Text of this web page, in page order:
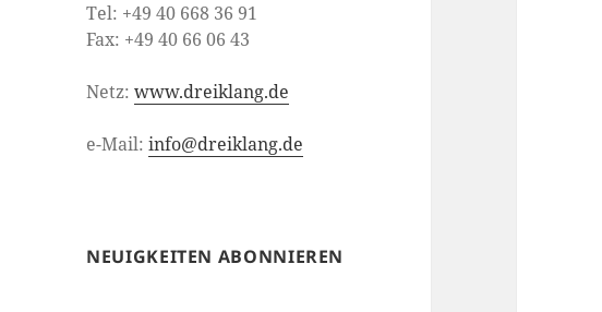
Tel: +49 40 668 36 91
Fax: +49 40 66 06 43
Netz:www.dreiklang.de
e-Mail:info@dreiklang.de
NEUIGKEITEN ABONNIEREN